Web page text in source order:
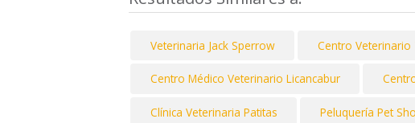
Veterinaria Jack Sperrow Centro Veterinario
Centro Médico Veterinario Licancabur
Clínica Veterinaria Patitas Peluquería Pet